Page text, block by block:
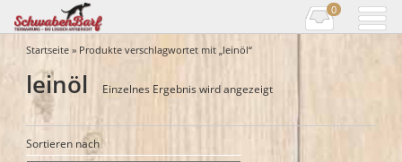
0
Startseite » Produkte verschlagwortet mit „leinöl“
leinöl Einzelnes Ergebnis wird angezeigt
Sortieren nach